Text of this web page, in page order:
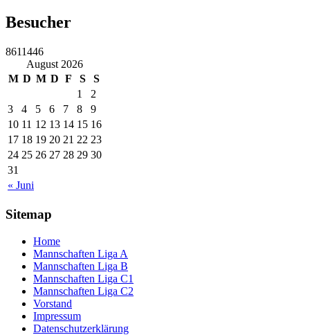
Besucher
8611446
August 2026
M D M D F S S
« Juni
1
2
3
4 5 6 7 8
9
10 11 12 13 14 15 16
17 18 19 20 21 22 23
24 25 26 27 28 29 30
31
Sitemap
Home
Mannschaften Liga A
Mannschaften Liga B
Mannschaften Liga C1
Mannschaften Liga C2
Vorstand
Impressum
Datenschutzerklärung